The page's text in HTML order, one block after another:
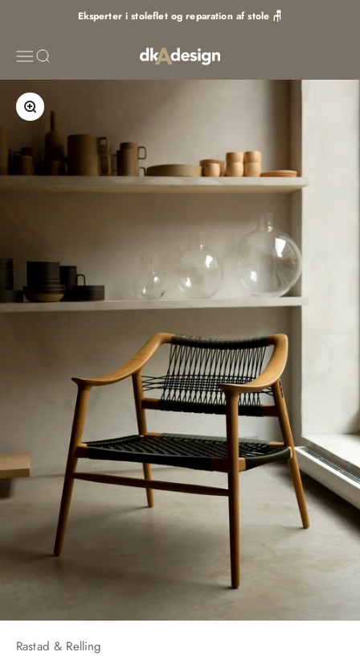
Spring til indholdEksperter i stoleflet og reparation af stole 🪑
Menu
Søg DKA Design
Zoom
Rastad & Relling